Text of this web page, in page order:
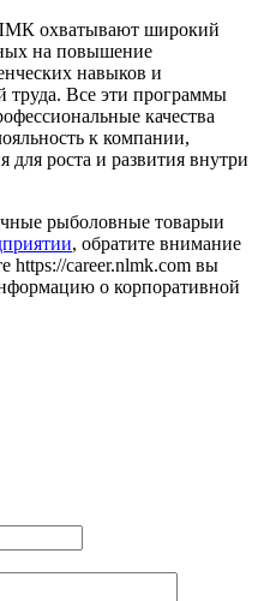
охватывают широкий
на повышение
навыков и
труда. Все эти программы
качества
к компании,
для роста и развития внутри
рыболовные товарыи
, обратите внимание
career.nlmk.com вы
о корпоративной